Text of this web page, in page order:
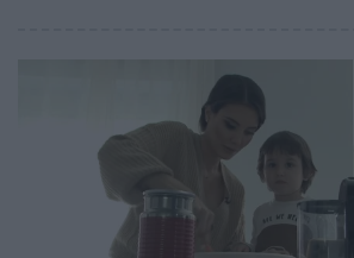
Fókusszal tapasztalataikat Dobó